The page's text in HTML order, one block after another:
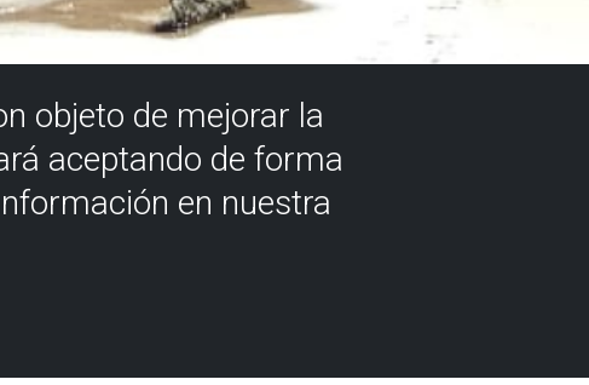
objeto de mejorar la
aceptando de forma
en nuestra